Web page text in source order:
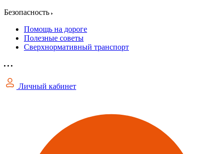
Безопасность
Помощь на дороге
Полезные советы
Сверхнормативный транспорт
Личный кабинет